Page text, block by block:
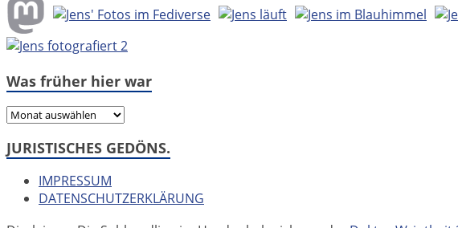
Was früher hier war
Was
hier
JURISTISCHES GEDÖNS.
IMPRESSUM
DATENSCHUTZERKLÄRUNG